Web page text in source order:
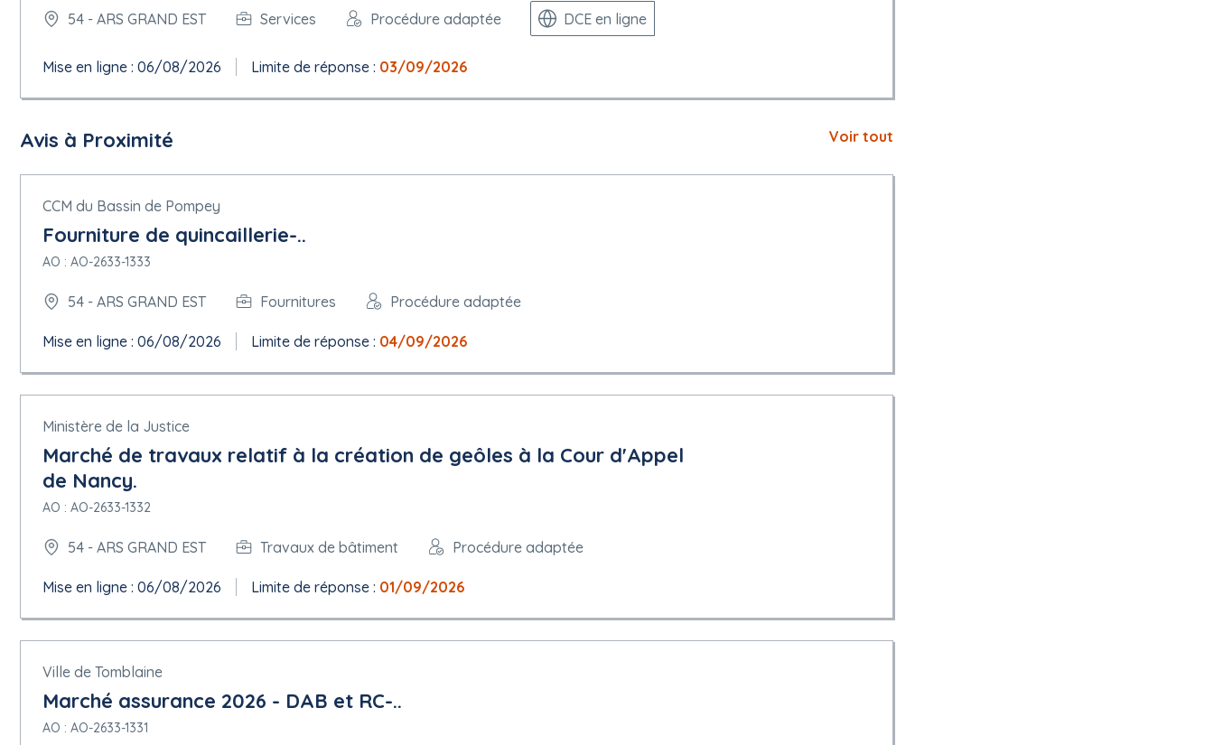
54 - ARS GRAND EST Services Procédure adaptée DCE en ligne
Mise en ligne : 06/08/2026 Limite de réponse : 03/09/2026
Avis à Proximité Voir tout
CCM du Bassin de Pompey
Fourniture de quincaillerie-..
AO : AO-2633-1333
54 - ARS GRAND EST Fournitures Procédure adaptée
Mise en ligne : 06/08/2026 Limite de réponse : 04/09/2026
Ministère de la Justice
Marché de travaux relatif à la création de geôles à la Cour d'Appel
de Nancy.
AO : AO-2633-1332
54 - ARS GRAND EST Travaux de bâtiment Procédure adaptée
Mise en ligne : 06/08/2026 Limite de réponse : 01/09/2026
Ville de Tomblaine
Marché assurance 2026 - DAB et RC-..
AO : AO-2633-1331